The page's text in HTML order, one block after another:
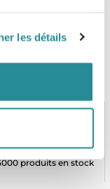
les détails
EN TEMPS RÉEL
produits en stock